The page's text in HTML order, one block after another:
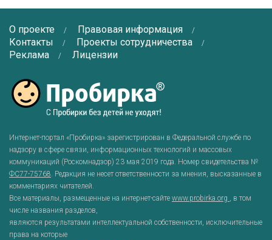
О проекте
Правовая информация
Контакты
Проекты сотрудничества
Реклама
Лицензии
Интернет-портал «Пробирка» зарегистрирован в Федеральной службе по
надзору в сфере связи, информационных технологий и массовых
коммуникаций (Роскомнадзор) 23 мая 2019 года. Номер свидетельства №
ФС77-75768. Редакция не несет ответственности за мнения, высказанные в
комментариях читателей.
Все материалы, размещенные на интернет-сайте www.probirka.org , в том
числе названия разделов,
являются результатами интеллектуальной собственности, исключительные
права на которые